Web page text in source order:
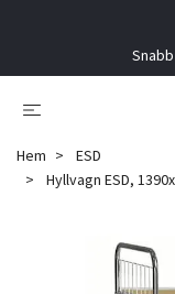
Hem
ESD
Hyllvagn ESD,